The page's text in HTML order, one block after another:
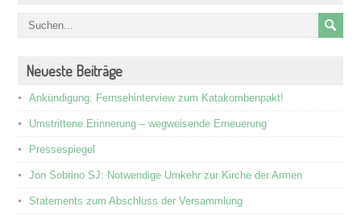
Neueste Beiträge
Ankündigung: Fernsehinterview zum Katakombenpakt!
Umstrittene Erinnerung – wegweisende Erneuerung
Pressespiegel
Jon Sobrino SJ: Notwendige Umkehr zur Kirche der Armen
Statements zum Abschluss der Versammlung